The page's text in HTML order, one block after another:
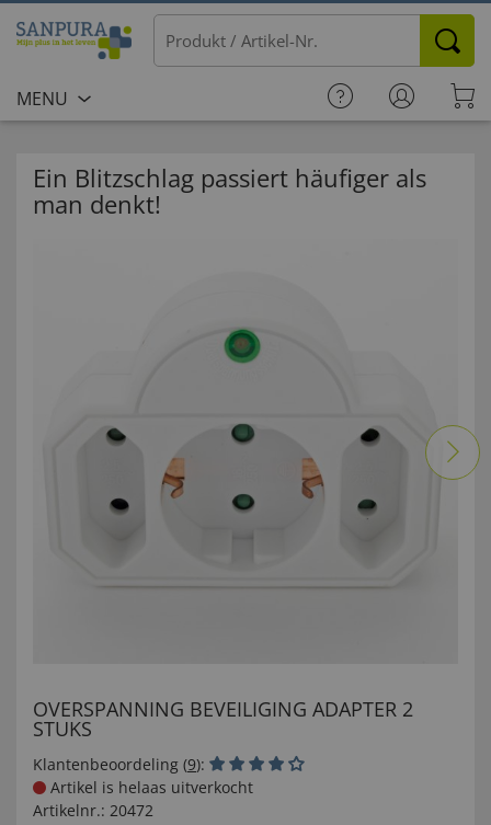
MENU
Ein Blitzschlag passiert häufiger als
man denkt!
OVERSPANNING BEVEILIGING ADAPTER 2
STUKS
Klantenbeoordeling (9):
Artikel is helaas uitverkocht
Artikelnr.: 20472